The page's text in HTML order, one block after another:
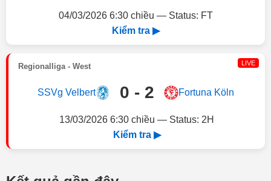
04/03/2026 6:30 chiều — Status: FT
Kiểm tra ▶
Regionalliga - West LIVE
SSVg Velbert 0 - 2 Fortuna Köln
13/03/2026 6:30 chiều — Status: 2H
Kiểm tra ▶